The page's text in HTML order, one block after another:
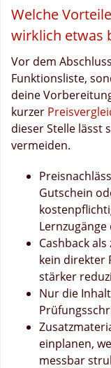
Welche
wirklich etwas
Vor dem
Funktionsliste,
deine
kurzer
dieser Stelle lässt
vermeiden.
Gutschein
Cashback
kein direkter
stärker
Nur die
einplanen,
messbar